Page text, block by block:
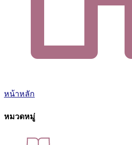
หน้าหลัก
หมวดหมู่